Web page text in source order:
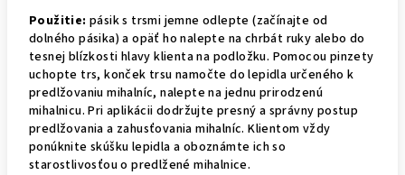
Použitie: pásik s trsmi jemne odlepte (začínajte od
dolného pásika) a opäť ho nalepte na chrbát ruky alebo do
tesnej blízkosti hlavy klienta na podložku. Pomocou pinzety
uchopte trs, konček trsu namočte do lepidla určeného k
predlžovaniu mihalníc, nalepte na jednu prirodzenú
mihalnicu. Pri aplikácii dodržujte presný a správny postup
predlžovania a zahusťovania mihalníc. Klientom vždy
ponúknite skúšku lepidla a oboznámte ich so
starostlivosťou o predlžené mihalnice.